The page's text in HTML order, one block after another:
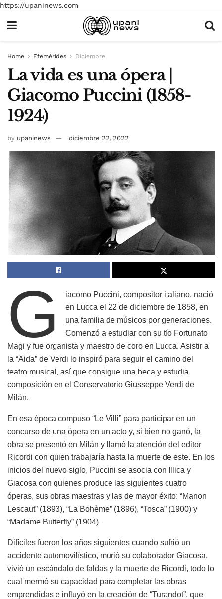
https://upaninews.com
Home Efemérides Diciembre
La vida es una ópera |
Giacomo Puccini (1858-
1924)
by upaninews diciembre 22, 2022
G
iacomo Puccini, compositor italiano, nació
en Lucca el 22 de diciembre de 1858, en
una familia de músicos por generaciones.
Comenzó a estudiar con su tío Fortunato
Magi y fue organista y maestro de coro en Lucca. Asistir a
la “Aida” de Verdi lo inspiró para seguir el camino del
teatro musical, así que consigue una beca y estudia
composición en el Conservatorio Giusseppe Verdi de
Milán.
En esa época compuso “Le Villi” para participar en un
concurso de una ópera en un acto y, si bien no ganó, la
obra se presentó en Milán y llamó la atención del editor
Ricordi con quien trabajaría hasta la muerte de este. En los
inicios del nuevo siglo, Puccini se asocia con Illica y
Giacosa con quienes produce las siguientes cuatro
óperas, sus obras maestras y las de mayor éxito: “Manon
Lescaut” (1893), “La Bohème” (1896), “Tosca” (1900) y
“Madame Butterfly” (1904).
Difíciles fueron los años siguientes cuando sufrió un
accidente automovilístico, murió su colaborador Giacosa,
vivió un escándalo de faldas y la muerte de Ricordi, todo lo
cual mermó su capacidad para completar las obras
emprendidas e influyó en la creación de “Turandot”, que